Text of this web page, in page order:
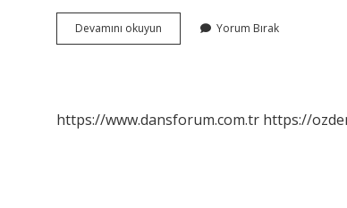
Devamını okuyun Kolloidlerin
Özellikleri
Yorum Bırak
https://www.dansforum.com.tr https://